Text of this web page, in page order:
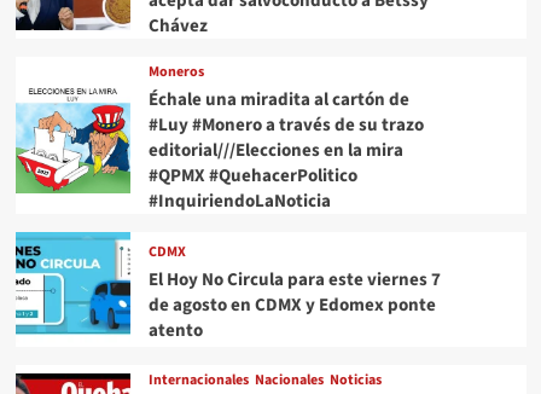
Chávez
Moneros
Échale una miradita al cartón de
#Luy #Monero a través de su trazo
editorial///Elecciones en la mira
#QPMX #QuehacerPolitico
#InquiriendoLaNoticia
CDMX
El Hoy No Circula para este viernes 7
de agosto en CDMX y Edomex ponte
atento
Internacionales Nacionales Noticias